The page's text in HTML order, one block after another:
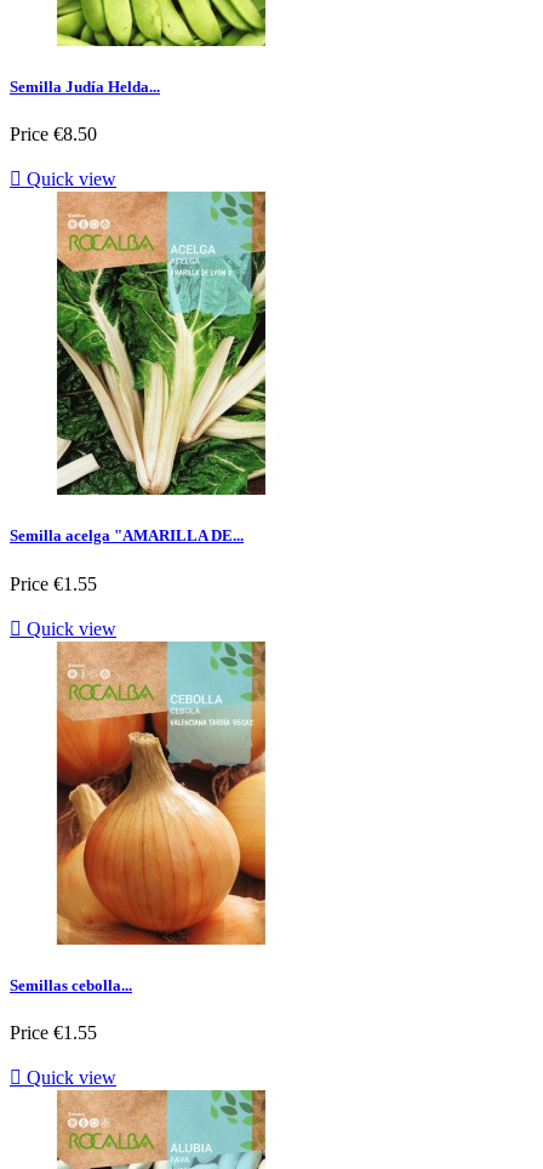
Semilla Judía Helda...
Price €8.50
 Quick view
Semilla acelga "AMARILLA DE...
Price €1.55
 Quick view
Semillas cebolla...
Price €1.55
 Quick view